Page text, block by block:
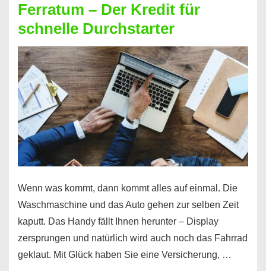
Ferratum – Der Kredit für
schnelle Durchstarter
Wenn was kommt, dann kommt alles auf einmal. Die
Waschmaschine und das Auto gehen zur selben Zeit
kaputt. Das Handy fällt Ihnen herunter – Display
zersprungen und natürlich wird auch noch das Fahrrad
geklaut. Mit Glück haben Sie eine Versicherung, …